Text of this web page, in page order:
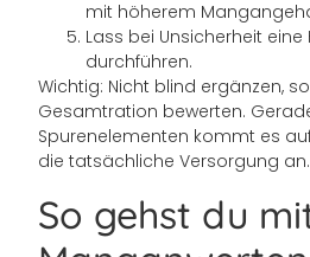
mit höherem
Lass bei Unsicherheit eine
durchführen.
Wichtig: Nicht blind ergänzen,
Gesamtration bewerten.
Spurenelementen kommt es
die tatsächliche Versorgung an.
So gehst du